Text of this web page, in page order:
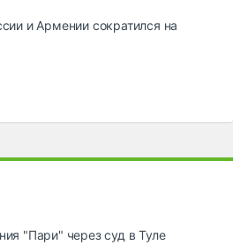
и Армении сократился на
"Пари" через суд в Туле